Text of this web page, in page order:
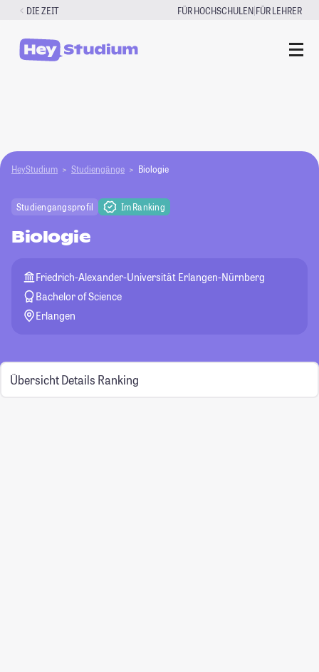
Zum
springen
DIE ZEIT FÜR HOCHSCHULEN|FÜR LEHRER
HeyStudium Studiengänge Biologie
Studiengangsprofil Im Ranking
Biologie
Friedrich-Alexander-Universität Erlangen-Nürnberg
Bachelor of Science
Erlangen
Übersicht Details Ranking